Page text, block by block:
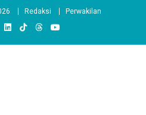
Redaksi Perwakilan